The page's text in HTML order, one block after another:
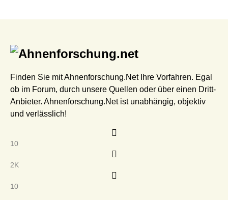
Finden Sie mit Ahnenforschung.Net Ihre Vorfahren. Egal
ob im Forum, durch unsere Quellen oder über einen Dritt-
Anbieter. Ahnenforschung.Net ist unabhängig, objektiv
und verlässlich!
10
2K
10